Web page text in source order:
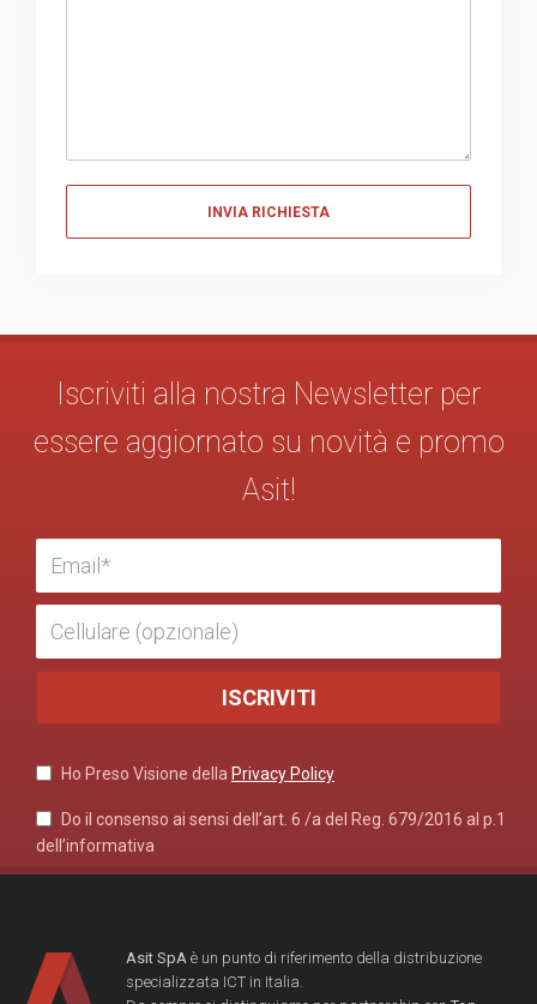
Iscriviti alla nostra Newsletter per
essere aggiornato su novità e promo
Asit!
Ho Preso Visione della Privacy Policy
Do il consenso ai sensi dell’art. 6 /a del Reg. 679/2016 al p.1
dell’informativa
Asit SpA è un punto di riferimento della distribuzione
specializzata ICT in Italia.